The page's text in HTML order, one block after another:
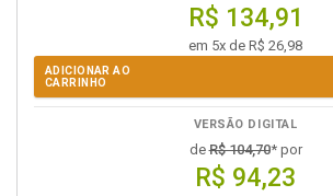
R$ 134,91
em 5x de R$ 26,98
ADICIONAR AO
CARRINHO
VERSÃO DIGITAL
deR$ 104,70* por
R$ 94,23